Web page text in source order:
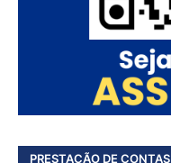
PRESTAÇÃO DE CONTAS